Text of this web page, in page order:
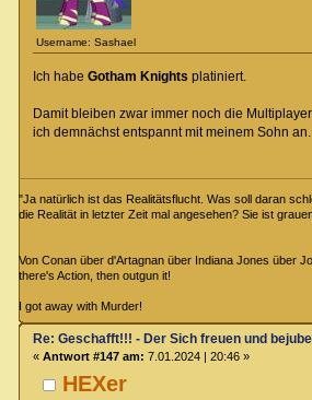
Username: Sashael
Ich habe Gotham Knights platiniert.
Damit bleiben zwar immer noch die
ich demnächst entspannt mit meinem Sohn an.
"Ja natürlich ist das Realitätsflucht. Was soll daran
die Realität in letzter Zeit mal angesehen? Sie ist
Von Conan über d'Artagnan über Indiana Jones über
there's Action, then outgun it!
I got away with Murder!
HEXer
Re: Geschafft!!! - Der Sich freuen und
« Antwort #147 am: 7.01.2024 | 20:46 »